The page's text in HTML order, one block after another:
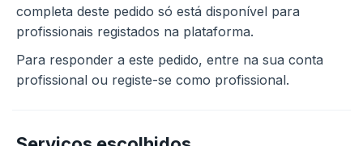
completa deste pedido só está disponível para
profissionais registados na plataforma.
Para responder a este pedido, entre na sua conta
profissional ou registe-se como profissional.